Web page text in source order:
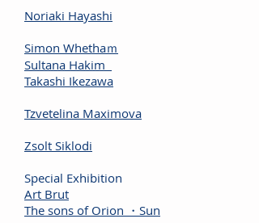
Noriaki Hayashi
Simon Whethaｍ
Sultana Hakim
Takashi Ikezawa
Tzvetelina Maximova
Zsolt Siklodi
Special Exhibition
Art Brut
The sons of Orion ・Sun